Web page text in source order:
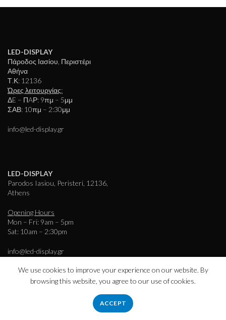
LED-DISPLAY
Πάροδος Ιασίου, Περιστέρι
Αθήνα
Τ.Κ: 12136
Ώρες λειτουργίας:
ΔE – ΠAΡ: 9πμ – 5μμ
ΣΑΒ: 10πμ – 2:30μμ
info@led-display.gr
LED-DISPLAY
Parodos Iasiou, Peristeri, 12136,
Athens
Opening Hours
Mon – Fri: 9am – 5pm
Sat: 10am – 2:30pm
info@led-display.gr
We use cookies to improve your experience on our website. By
browsing this website, you agree to our use of cookies.
ACCEPT